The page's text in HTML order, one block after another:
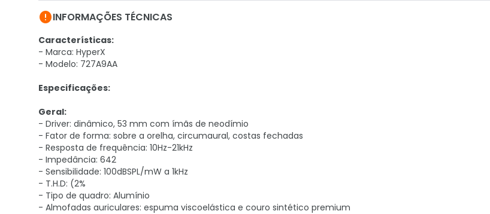
INFORMAÇÕES TÉCNICAS
Características:
- Marca: HyperX
- Modelo: 727A9AA
Especificações:
Geral:
- Driver: dinâmico, 53 mm com ímãs de neodímio
- Fator de forma: sobre a orelha, circumaural, costas fechadas
- Resposta de frequência: 10Hz-21kHz
- Impedância: 642
- Sensibilidade: 100dBSPL/mW a 1kHz
- T.H.D: (2%
- Tipo de quadro: Alumínio
- Almofadas auriculares: espuma viscoelástica e couro sintético premium